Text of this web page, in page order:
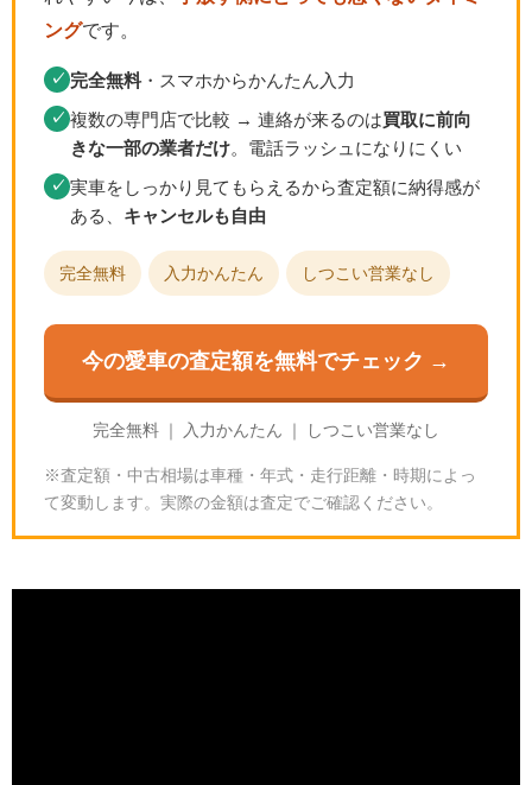
ングです。
✓ 完全無料 ・スマホからかんたん入力
✓ 複数の専門店で比較 → 連絡が来るのは買取に前向
きな一部の業者だけ 。電話ラッシュになりにくい
✓ 実車をしっかり見てもらえるから査定額に納得感が
ある、 キャンセルも自由
完全無料 入力かんたん しつこい営業なし
今の愛車の査定額を無料でチェック →
完全無料 ｜ 入力かんたん ｜ しつこい営業なし
※査定額・中古相場は車種・年式・走行距離・時期によっ
て変動します。実際の金額は査定でご確認ください。
グランツーリスモ7のE92 M3｜スペックと入手方法